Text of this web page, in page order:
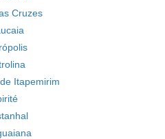
Cruzes
Itapemirim